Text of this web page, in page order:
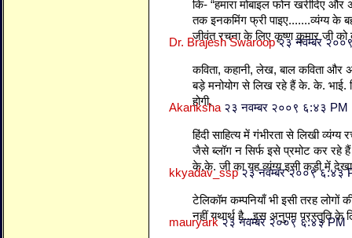
कि- “हमारा मोबाइल फोन खरीदिए
तक इनकमिंग फ्री पाइए.......व्यंग्य के
जीवंत रचना के लिए कृष्ण कुमार जी को
Dr. Brajesh Swaroop २३ नवम्बर
कविता, कहानी, लेख, बाल कविता और
बड़े मनोयोग से लिख रहे हैं के. के. भाई.
होगी.
Akanksha २३ नवम्बर २००९ ६:४३ PM
हिंदी साहित्य में गंभीरता से लिखी व्यंग्य
जैसे ब्लॉग न सिर्फ इसे प्रमोट कर रहे हैं
के.के. जी का यह व्यंग्य इसी कड़ी में
kkyadav_ssp २३ नवम्बर २००९ ६:४३
टेलिकॉम कम्पनियाँ भी इसी तरह लोगों
नहीं यथार्थ है...इस अनुपम प्रस्तुति के
mauryark २३ नवम्बर २००९ ६:४३ PM